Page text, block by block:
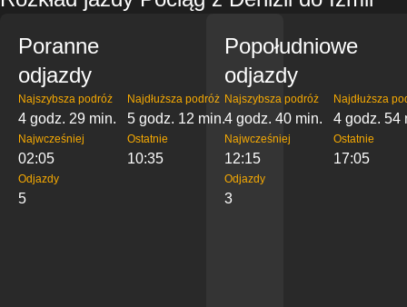
Poranne
odjazdy
Najszybsza podróż
4 godz. 29 min.
Najdłuższa podróż
5 godz. 12 min.
Najwcześniej
02:05
Ostatnie
10:35
Odjazdy
5
Popołudniowe
odjazdy
Najszybsza podróż
4 godz. 40 min.
Najdłuższa
4 godz. 54
Najwcześniej
12:15
Ostatnie
17:05
Odjazdy
3